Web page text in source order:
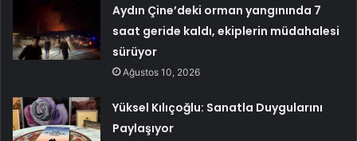
Aydın Çine’deki orman yangınında 7
saat geride kaldı, ekiplerin müdahalesi
sürüyor
Ağustos 10, 2026
Yüksel Kılıçoğlu: Sanatla Duygularını
Paylaşıyor